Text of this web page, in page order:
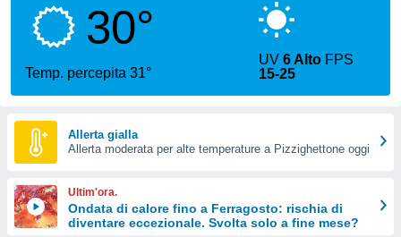
per
le
di
Web
le
30°
Temp. percepita 31°
UV6 Alto FPS
15-25
Allerta gialla
Allerta moderata per alte temperature a Pizzighettone oggi
Ultim'ora.
Ondata di calore fino a Ferragosto: rischia di
diventare eccezionale. Svolta solo a fine mese?